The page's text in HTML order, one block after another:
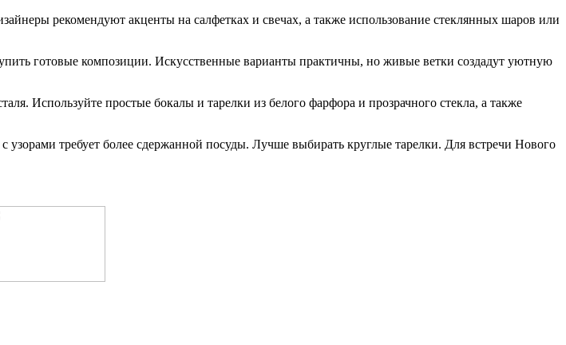
рекомендуют акценты на салфетках и свечах, а также использование стеклянных шаров или
готовые композиции. Искусственные варианты практичны, но живые ветки создадут уютную
Используйте простые бокалы и тарелки из белого фарфора и прозрачного стекла, а также
требует более сдержанной посуды. Лучше выбирать круглые тарелки. Для встречи Нового